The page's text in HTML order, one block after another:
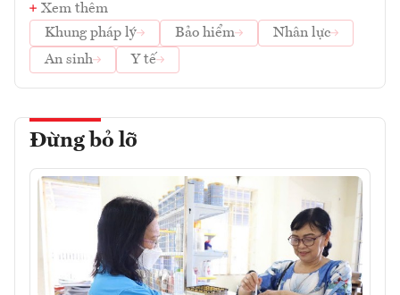
Xem thêm
Khung pháp lý
Bảo hiểm
Nhân lực
An sinh
Y tế
Đừng bỏ lỡ